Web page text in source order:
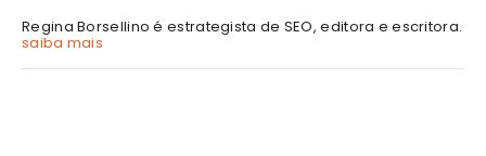
Regina Borsellino é estrategista de SEO, editora e escritora.
saiba mais